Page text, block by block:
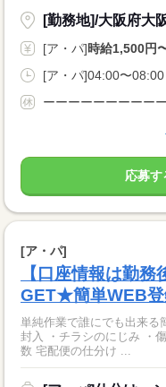
[勤務地]/大阪府大
[ア・パ]時給1,500円
[ア・パ]04:00〜08:00
応募す
[ア・パ]
【口座情報は勤
GET★簡単WEB
単純作業で誰にでも出来る
封入 ・チラシのにじみ ・
数 宅配便の仕分け ...